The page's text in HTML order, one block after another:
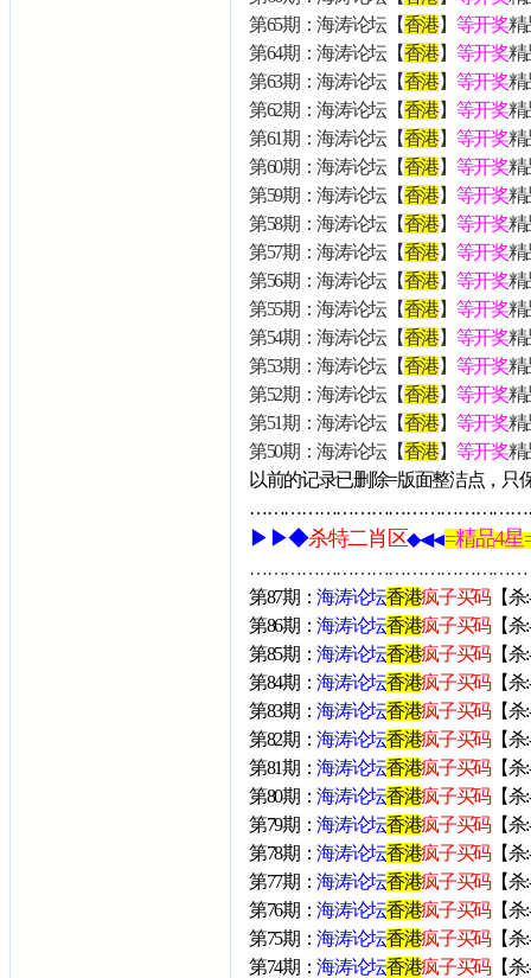
第65期：海涛论坛【香港】 等开奖精
第64期：海涛论坛【香港】 等开奖精
第63期：海涛论坛【香港】 等开奖精
第62期：海涛论坛【香港】 等开奖精
第61期：海涛论坛【香港】 等开奖精
第60期：海涛论坛【香港】 等开奖精
第59期：海涛论坛【香港】 等开奖精
第58期：海涛论坛【香港】 等开奖精
第57期：海涛论坛【香港】 等开奖精
第56期：海涛论坛【香港】 等开奖精
第55期：海涛论坛【香港】 等开奖精
第54期：海涛论坛【香港】 等开奖精
第53期：海涛论坛【香港】 等开奖精
第52期：海涛论坛【香港】 等开奖精
第51期：海涛论坛【香港】 等开奖精
第50期：海涛论坛【香港】 等开奖精
以前的记录已删除=版面整洁点，只
▶▶◆杀特二肖 区◆◀◀=精品4星
…………………………………………
第87期：海涛论坛香港疯子买码【杀
第86期：海涛论坛香港疯子买码【杀
第85期：海涛论坛香港疯子买码【杀
第84期：海涛论坛香港疯子买码【杀:
第83期：海涛论坛香港疯子买码【杀
第82期：海涛论坛香港疯子买码【杀
第81期：海涛论坛香港疯子买码【杀:
第80期：海涛论坛香港疯子买码【杀
第79期：海涛论坛香港疯子买码【杀
第78期：海涛论坛香港疯子买码【杀
第77期：海涛论坛香港疯子买码【杀
第76期：海涛论坛香港疯子买码【杀:
第75期：海涛论坛香港疯子买码【杀
第74期：海涛论坛香港疯子买码【杀